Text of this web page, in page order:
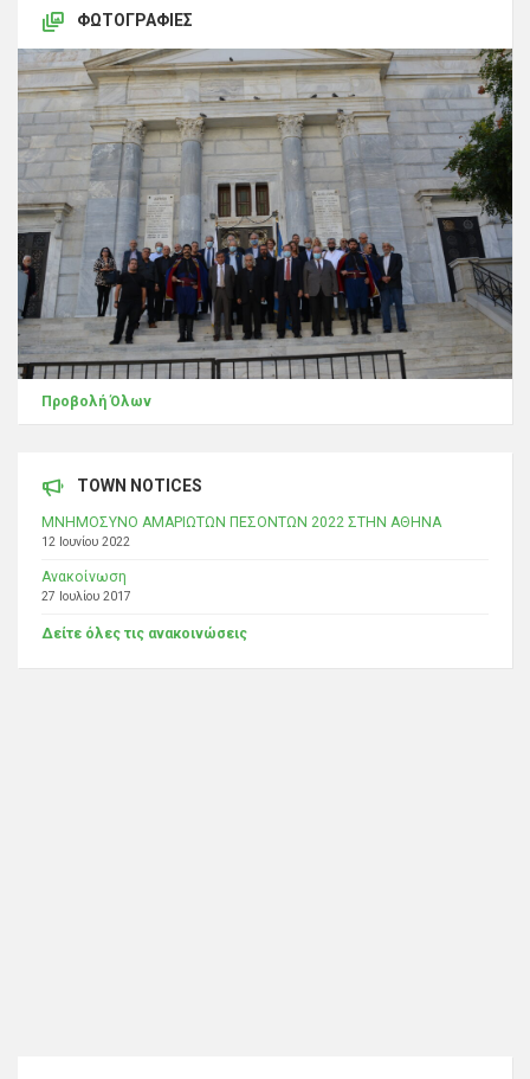
ΦΩΤΟΓΡΑΦΊΕΣ
Προβολή Όλων
TOWN NOTICES
ΜΝΗΜΟΣΥΝΟ ΑΜΑΡΙΩΤΩΝ ΠΕΣΟΝΤΩΝ 2022 ΣΤΗΝ ΑΘΗΝΑ
12 Ιουνίου 2022
Ανακοίνωση
27 Ιουλίου 2017
Δείτε όλες τις ανακοινώσεις